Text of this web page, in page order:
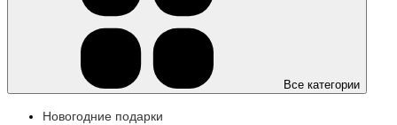
Все категории
Новогодние подарки